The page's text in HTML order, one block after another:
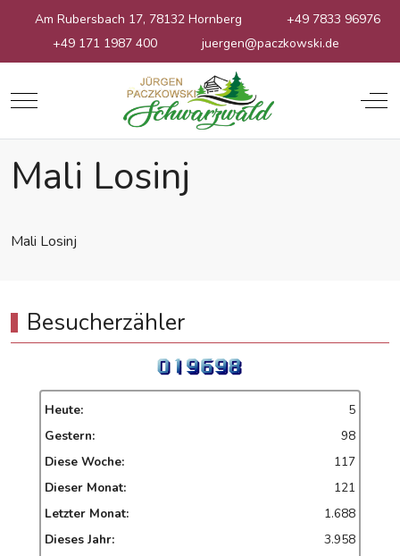
Am Rubersbach 17, 78132 Hornberg
+49 7833 96976
+49 171 1987 400
juergen@paczkowski.de
Mobile Menu Toggle
Mali Losinj
Mali Losinj
Besucherzähler
Heute:
5
Gestern:
98
Diese Woche:
117
Dieser Monat:
121
Letzter Monat:
1.688
Dieses Jahr:
3.958